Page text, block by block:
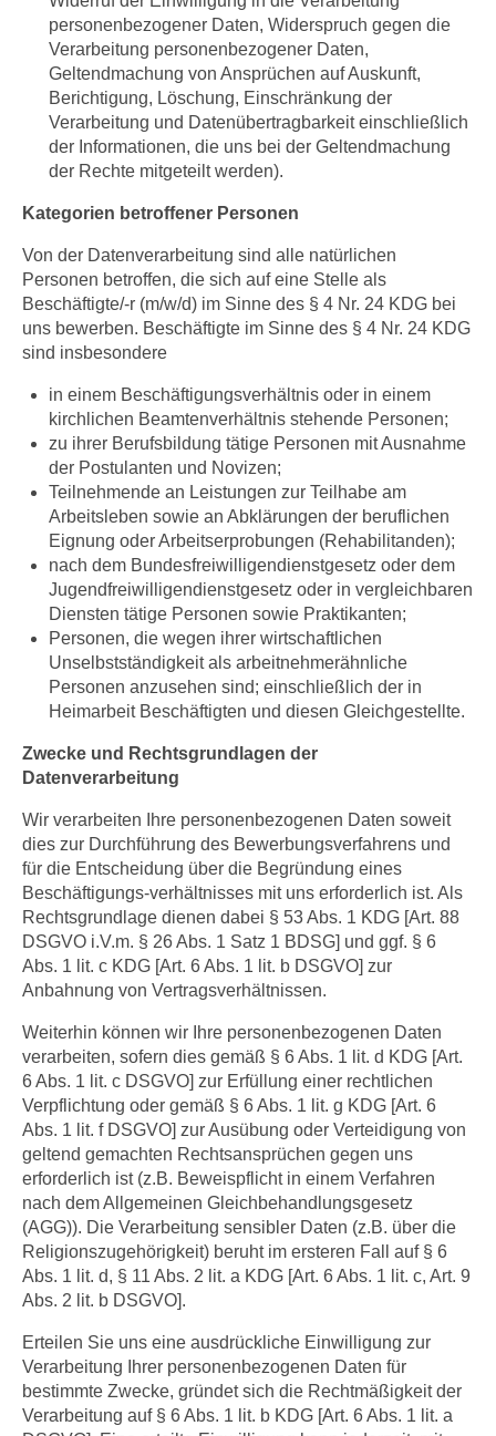
personenbezogener Daten, Widerspruch gegen die
Verarbeitung personenbezogener Daten,
Geltendmachung von Ansprüchen auf Auskunft,
Berichtigung, Löschung, Einschränkung der
Verarbeitung und Datenübertragbarkeit einschließlich
der Informationen, die uns bei der Geltendmachung
der Rechte mitgeteilt werden).
Kategorien betroffener Personen
Von der Datenverarbeitung sind alle natürlichen
Personen betroffen, die sich auf eine Stelle als
Beschäftigte/-r (m/w/d) im Sinne des § 4 Nr. 24 KDG bei
uns bewerben. Beschäftigte im Sinne des § 4 Nr. 24 KDG
sind insbesondere
in einem Beschäftigungsverhältnis oder in einem
kirchlichen Beamtenverhältnis stehende Personen;
zu ihrer Berufsbildung tätige Personen mit Ausnahme
der Postulanten und Novizen;
Teilnehmende an Leistungen zur Teilhabe am
Arbeitsleben sowie an Abklärungen der beruflichen
Eignung oder Arbeitserprobungen (Rehabilitanden);
nach dem Bundesfreiwilligendienstgesetz oder dem
Jugendfreiwilligendienstgesetz oder in vergleichbaren
Diensten tätige Personen sowie Praktikanten;
Personen, die wegen ihrer wirtschaftlichen
Unselbstständigkeit als arbeitnehmerähnliche
Personen anzusehen sind; einschließlich der in
Heimarbeit Beschäftigten und diesen Gleichgestellte.
Zwecke und Rechtsgrundlagen der
Datenverarbeitung
Wir verarbeiten Ihre personenbezogenen Daten soweit
dies zur Durchführung des Bewerbungsverfahrens und
für die Entscheidung über die Begründung eines
Beschäftigungs-verhältnisses mit uns erforderlich ist. Als
Rechtsgrundlage dienen dabei § 53 Abs. 1 KDG [Art. 88
DSGVO i.V.m. § 26 Abs. 1 Satz 1 BDSG] und ggf. § 6
Abs. 1 lit. c KDG [Art. 6 Abs. 1 lit. b DSGVO] zur
Anbahnung von Vertragsverhältnissen.
Weiterhin können wir Ihre personenbezogenen Daten
verarbeiten, sofern dies gemäß § 6 Abs. 1 lit. d KDG [Art.
6 Abs. 1 lit. c DSGVO] zur Erfüllung einer rechtlichen
Verpflichtung oder gemäß § 6 Abs. 1 lit. g KDG [Art. 6
Abs. 1 lit. f DSGVO] zur Ausübung oder Verteidigung von
geltend gemachten Rechtsansprüchen gegen uns
erforderlich ist (z.B. Beweispflicht in einem Verfahren
nach dem Allgemeinen Gleichbehandlungsgesetz
(AGG)). Die Verarbeitung sensibler Daten (z.B. über die
Religionszugehörigkeit) beruht im ersteren Fall auf § 6
Abs. 1 lit. d, § 11 Abs. 2 lit. a KDG [Art. 6 Abs. 1 lit. c, Art. 9
Abs. 2 lit. b DSGVO].
Erteilen Sie uns eine ausdrückliche Einwilligung zur
Verarbeitung Ihrer personenbezogenen Daten für
bestimmte Zwecke, gründet sich die Rechtmäßigkeit der
Verarbeitung auf § 6 Abs. 1 lit. b KDG [Art. 6 Abs. 1 lit. a